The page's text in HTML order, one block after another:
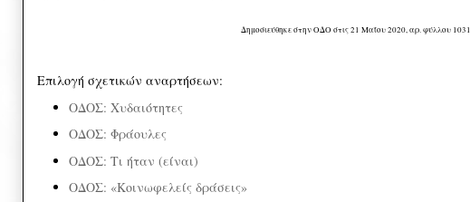
Δημοσιεύθηκε στην ΟΔΟ στις 21 Μαΐου 2020, αρ. φύλλου 1031
Επιλογή σχετικών αναρτήσεων:
ΟΔΟΣ: Χυδαιότητες
ΟΔΟΣ: Φράουλες
ΟΔΟΣ: Τι ήταν (είναι)
ΟΔΟΣ: «Κοινωφελείς δράσεις»